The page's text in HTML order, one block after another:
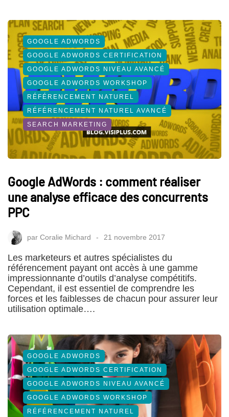
GOOGLE ADWORDS
GOOGLE ADWORDS CERTIFICATION
GOOGLE ADWORDS NIVEAU AVANCÉ
GOOGLE ADWORDS WORKSHOP
RÉFÉRENCEMENT NATUREL
RÉFÉRENCEMENT NATUREL AVANCÉ
SEARCH MARKETING
Google AdWords : comment réaliser
une analyse efficace des concurrents
PPC
par Coralie Michard 21 novembre 2017
Les marketeurs et autres spécialistes du
référencement payant ont accès à une gamme
impressionnante d’outils d’analyse compétitifs.
Cependant, il est essentiel de comprendre les
forces et les faiblesses de chacun pour assurer leur
utilisation optimale….
GOOGLE ADWORDS
GOOGLE ADWORDS CERTIFICATION
GOOGLE ADWORDS NIVEAU AVANCÉ
GOOGLE ADWORDS WORKSHOP
RÉFÉRENCEMENT NATUREL